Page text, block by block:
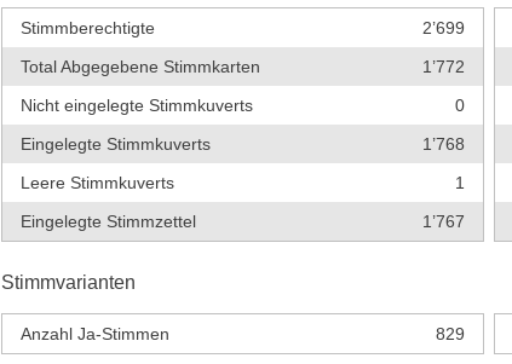
Stimmberechtigte
2’699
Total Abgegebene Stimmkarten
1’772
Nicht eingelegte Stimmkuverts
0
Eingelegte Stimmkuverts
1’768
Leere Stimmkuverts
1
Eingelegte Stimmzettel
1’767
Stimmvarianten
Anzahl Ja-Stimmen 829